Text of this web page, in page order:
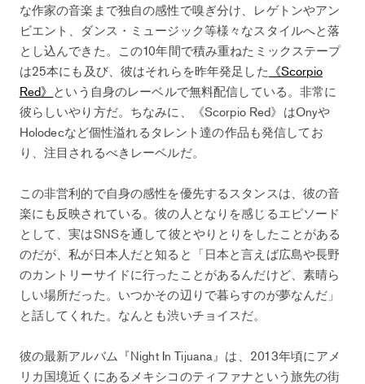
な作家の音楽まで独自の感性で嗅ぎ分け、レゲトンやアン
ビエント、ダンス・ミュージック等様々なスタイルへと落
とし込んできた。この10年間で積み重ねたミックステープ
は25本にも及び、彼はそれらを昨年発足した 《Scorpio
Red》 という自身のレーベルで無料配信している。非常に
彼らしいやり方だ。ちなみに、《Scorpio Red》はOnyや
Holodecなど個性溢れるタレント達の作品も発信してお
り、注目されるべきレーベルだ。
この非営利的で自身の感性を優先するスタンスは、彼の音
楽にも反映されている。彼の人となりを感じるエピソード
として、実はSNSを通して彼とやりとりをしたことがある
のだが、私が日本人だと知ると「日本と言えば広島や長野
のカントリーサイドに行ったことがあるんだけど、素晴ら
しい場所だった。いつかその辺りで暮らすのが夢なんだ」
と話してくれた。なんとも渋いチョイスだ。
彼の最新アルバム『Night In Tijuana』は、2013年頃にアメ
リカ国境近くにあるメキシコのティファナという旅先の街